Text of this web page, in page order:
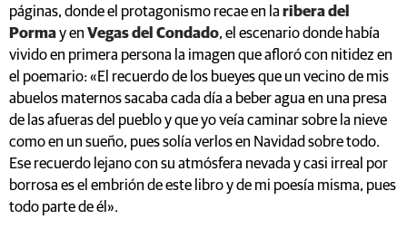
Pormay enVegas del Condado, el escenario donde había
vivido en primera persona la imagen que afloró con nitidez en
el poemario: «El recuerdo de los bueyes que un vecino de mis
abuelos maternos sacaba cada día a beber agua en una presa
de las afueras del pueblo y que yo veía caminar sobre la nieve
como en un sueño, pues solía verlos en Navidad sobre todo.
Ese recuerdo lejano con su atmósfera nevada y casi irreal por
borrosa es el embrión de este libro y de mi poesía misma, pues
todo parte de él».
‘La lentitud de los bueyes’